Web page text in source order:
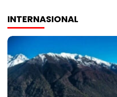
INTERNASIONAL